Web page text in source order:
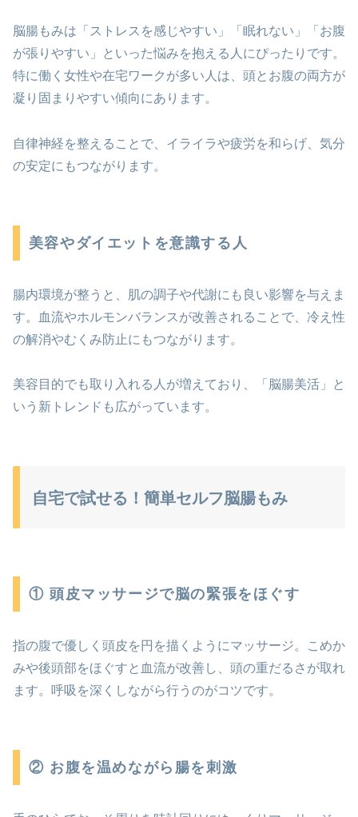
脳腸もみは「ストレスを感じやすい」「眠れない」「お腹
が張りやすい」といった悩みを抱える人にぴったりです。
特に働く女性や在宅ワークが多い人は、頭とお腹の両方が
凝り固まりやすい傾向にあります。
自律神経を整えることで、イライラや疲労を和らげ、気分
の安定にもつながります。
美容やダイエットを意識する人
腸内環境が整うと、肌の調子や代謝にも良い影響を与えま
す。血流やホルモンバランスが改善されることで、冷え性
の解消やむくみ防止にもつながります。
美容目的でも取り入れる人が増えており、「脳腸美活」と
いう新トレンドも広がっています。
自宅で試せる！簡単セルフ脳腸もみ
① 頭皮マッサージで脳の緊張をほぐす
指の腹で優しく頭皮を円を描くようにマッサージ。こめか
みや後頭部をほぐすと血流が改善し、頭の重だるさが取れ
ます。呼吸を深くしながら行うのがコツです。
② お腹を温めながら腸を刺激